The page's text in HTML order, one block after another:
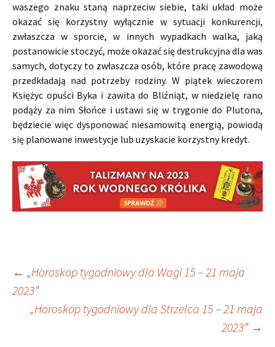
waszego znaku staną naprzeciw siebie, taki układ może
okazać się korzystny wyłącznie w sytuacji konkurencji,
zwłaszcza w sporcie, w innych wypadkach walka, jaką
postanowicie stoczyć, może okazać się destrukcyjna dla was
samych, dotyczy to zwłaszcza osób, które pracę zawodową
przedkładają nad potrzeby rodziny. W piątek wieczorem
Księżyc opuści Byka i zawita do Bliźniąt, w niedzielę rano
podąży za nim Słońce i ustawi się w trygonie do Plutona,
będziecie więc dysponować niesamowitą energią, powiodą
się planowane inwestycje lub uzyskacie korzystny kredyt.
Nawigacja
wpisu
← „Horoskop tygodniowy dla Wagi 15 – 21 maja
2023”
„Horoskop tygodniowy dla Strzelca 15 – 21 maja
2023” →